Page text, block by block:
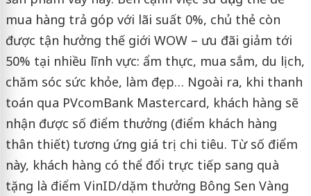
mua hàng trả góp với lãi suất 0%, chủ thẻ còn
được tận hưởng thế giới WOW – ưu đãi giảm tới
50% tại nhiều lĩnh vực: ẩm thực, mua sắm, du lịch,
chăm sóc sức khỏe, làm đẹp… Ngoài ra, khi thanh
toán qua PVcomBank Mastercard, khách hàng sẽ
nhận được số điểm thưởng (điểm khách hàng
thân thiết) tương ứng giá trị chi tiêu. Từ số điểm
này, khách hàng có thể đổi trực tiếp sang quà
tặng là điểm VinID/dặm thưởng Bông Sen Vàng